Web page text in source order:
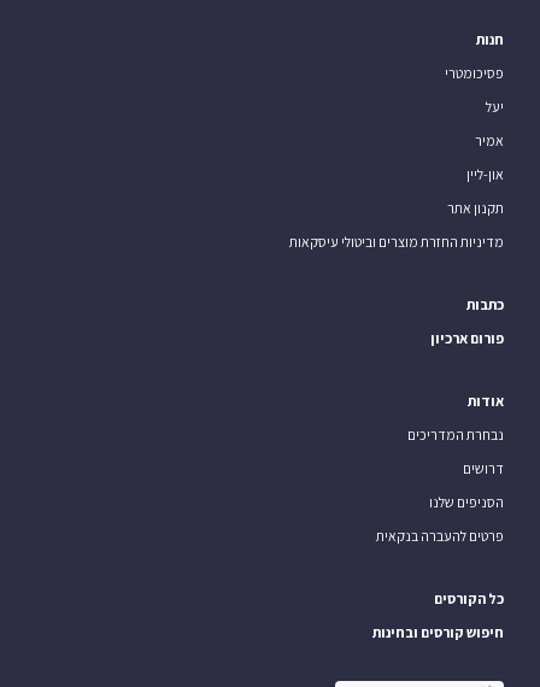
חנות
פסיכומטרי
יעל
אמיר
און-ליין
תקנון אתר
מדיניות החזרת מוצרים וביטולי עיסקאות
כתבות
פורום ארכיון
אודות
נבחרת המדריכים
דרושים
הסניפים שלנו
פרטים להעברה בנקאית
כל הקורסים
חיפוש קורסים ובחינות